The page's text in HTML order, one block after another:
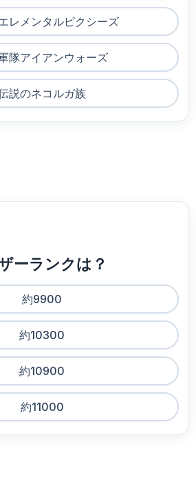
レメンタルピクシーズ
隊アイアンウォーズ
説のネコルガ族
ーランクは？
約9900
約10300
約10900
約11000